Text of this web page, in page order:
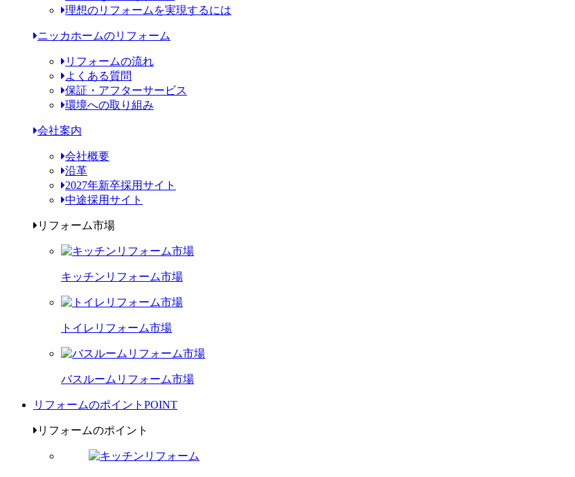
理想のリフォームを実現するには
ニッカホームのリフォーム
リフォームの流れ
よくある質問
保証・アフターサービス
環境への取り組み
会社案内
会社概要
沿革
2027年新卒採用サイト
中途採用サイト
リフォーム市場
キッチンリフォーム市場
トイレリフォーム市場
バスルームリフォーム市場
リフォームのポイント POINT
リフォームのポイント